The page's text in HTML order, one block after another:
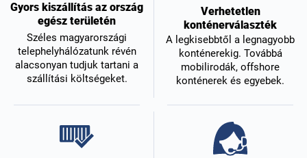
Gyors kiszállítás az ország
egész területén
Széles magyarországi
telephelyhálózatunk révén
alacsonyan tudjuk tartani a
szállítási költségeket.
Verhetetlen
konténerválaszték
A legkisebbtől a legnagyobb
konténerekig. Továbbá
mobilirodák, offshore
konténerek és egyebek.